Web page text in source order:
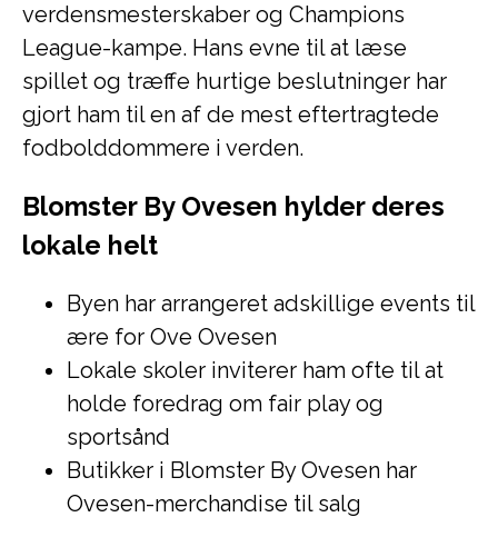
verdensmesterskaber og Champions
League-kampe. Hans evne til at læse
spillet og træffe hurtige beslutninger har
gjort ham til en af de mest eftertragtede
fodbolddommere i verden.
Blomster By Ovesen hylder deres
lokale helt
Byen har arrangeret adskillige events til
ære for Ove Ovesen
Lokale skoler inviterer ham ofte til at
holde foredrag om fair play og
sportsånd
Butikker i Blomster By Ovesen har
Ovesen-merchandise til salg